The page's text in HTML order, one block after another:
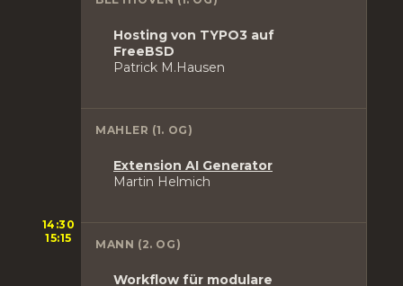
14:30
15:15
Hosting von TYPO3 auf
FreeBSD
Patrick M.Hausen
MAHLER (1. OG)
Extension AI Generator
Martin Helmich
MANN (2. OG)
Workflow für modulare